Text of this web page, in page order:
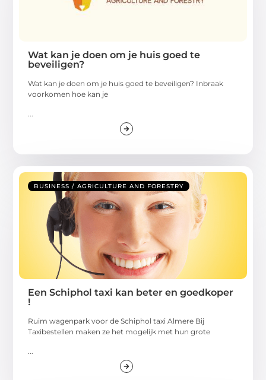
Wat kan je doen om je huis goed te
beveiligen?
Wat kan je doen om je huis goed te beveiligen? Inbraak
voorkomen hoe kan je
BUSINESS / AGRICULTURE AND FORESTRY
Een Schiphol taxi kan beter en goedkoper
!
Ruim wagenpark voor de Schiphol taxi Almere Bij
Taxibestellen maken ze het mogelijk met hun grote